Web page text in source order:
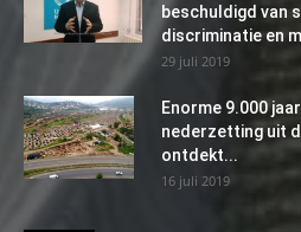
beschuldigd van
discriminatie en
29 juli 2019
Enorme 9.000
nederzetting uit
ontdekt...
16 juli 2019